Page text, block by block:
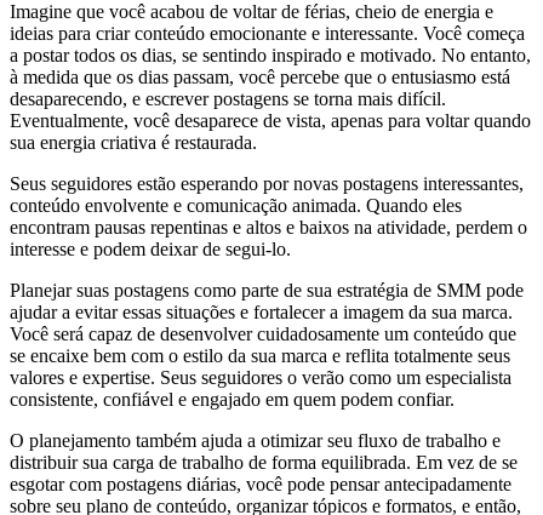
Imagine que você acabou de voltar de férias, cheio de energia e
ideias para criar conteúdo emocionante e interessante. Você começa
a postar todos os dias, se sentindo inspirado e motivado. No entanto,
à medida que os dias passam, você percebe que o entusiasmo está
desaparecendo, e escrever postagens se torna mais difícil.
Eventualmente, você desaparece de vista, apenas para voltar quando
sua energia criativa é restaurada.
Seus seguidores estão esperando por novas postagens interessantes,
conteúdo envolvente e comunicação animada. Quando eles
encontram pausas repentinas e altos e baixos na atividade, perdem o
interesse e podem deixar de segui-lo.
Planejar suas postagens como parte de sua estratégia de SMM pode
ajudar a evitar essas situações e fortalecer a imagem da sua marca.
Você será capaz de desenvolver cuidadosamente um conteúdo que
se encaixe bem com o estilo da sua marca e reflita totalmente seus
valores e expertise. Seus seguidores o verão como um especialista
consistente, confiável e engajado em quem podem confiar.
O planejamento também ajuda a otimizar seu fluxo de trabalho e
distribuir sua carga de trabalho de forma equilibrada. Em vez de se
esgotar com postagens diárias, você pode pensar antecipadamente
sobre seu plano de conteúdo, organizar tópicos e formatos, e então,